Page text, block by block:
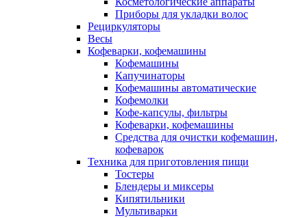
Приборы для укладки волос
Рециркуляторы
Весы
Кофеварки, кофемашины
Кофемашины
Капучинаторы
Кофемашины автоматические
Кофемолки
Кофе-капсулы, фильтры
Кофеварки, кофемашины
Средства для очистки кофемашин,
кофеварок
Техника для приготовления пищи
Тостеры
Блендеры и миксеры
Кипятильники
Мультиварки